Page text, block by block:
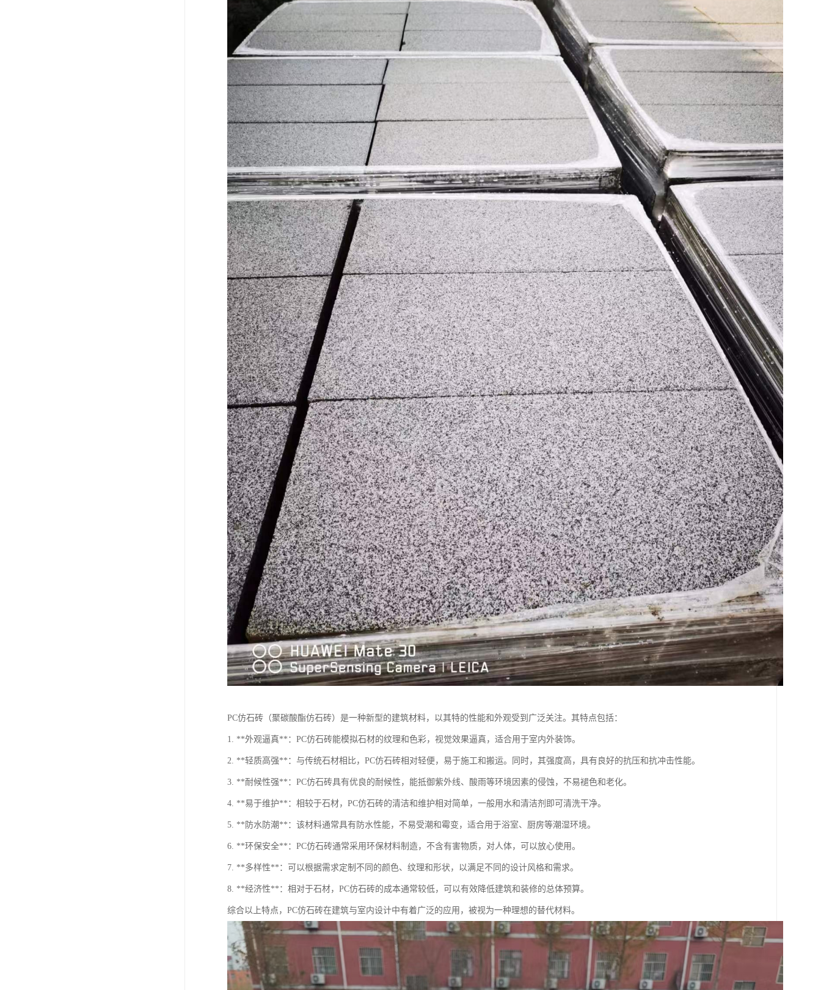
PC仿石砖（聚碳酸酯仿石砖）是一种新型的建筑材料，以其特的性能和外观受到广泛关注。其特点包括：
1. **外观逼真**：PC仿石砖能模拟石材的纹理和色彩，视觉效果逼真，适合用于室内外装饰。
2. **轻质高强**：与传统石材相比，PC仿石砖相对轻便，易于施工和搬运。同时，其强度高，具有良好的抗压和抗冲击性能。
3. **耐候性强**：PC仿石砖具有优良的耐候性，能抵御紫外线、酸雨等环境因素的侵蚀，不易褪色和老化。
4. **易于维护**：相较于石材，PC仿石砖的清洁和维护相对简单，一般用水和清洁剂即可清洗干净。
5. **防水防潮**：该材料通常具有防水性能，不易受潮和霉变，适合用于浴室、厨房等潮湿环境。
6. **环保安全**：PC仿石砖通常采用环保材料制造，不含有害物质，对人体，可以放心使用。
7. **多样性**：可以根据需求定制不同的颜色、纹理和形状，以满足不同的设计风格和需求。
8. **经济性**：相对于石材，PC仿石砖的成本通常较低，可以有效降低建筑和装修的总体预算。
综合以上特点，PC仿石砖在建筑与室内设计中有着广泛的应用，被视为一种理想的替代材料。